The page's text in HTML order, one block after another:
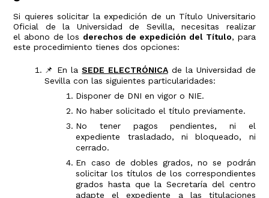
Si quieres solicitar la expedición de un Título Universitario
Oficial de la Universidad de Sevilla, necesitas realizar
el abono de los derechos de expedición del Título, para
este procedimiento tienes dos opciones:
📌 En laSEDE ELECTRÓNICAde la Universidad de
Sevilla con las siguientes particularidades:
Disponer de DNI en vigor o NIE.
No haber solicitado el título previamente.
No tener pagos pendientes, ni el
expediente trasladado, ni bloqueado, ni
cerrado.
En caso de dobles grados, no se podrán
solicitar los títulos de los correspondientes
grados hasta que la Secretaría del centro
adapte el expediente a las titulaciones